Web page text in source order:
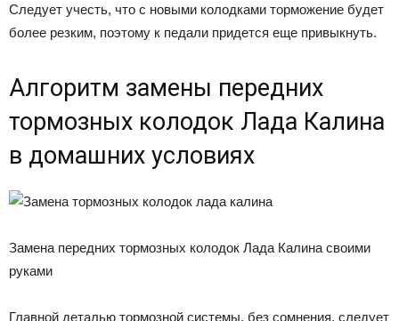
Следует учесть, что с новыми колодками торможение будет
более резким, поэтому к педали придется еще привыкнуть.
Алгоритм замены передних
тормозных колодок Лада Калина
в домашних условиях
Замена передних тормозных колодок Лада Калина своими
руками
Главной деталью тормозной системы, без сомнения, следует